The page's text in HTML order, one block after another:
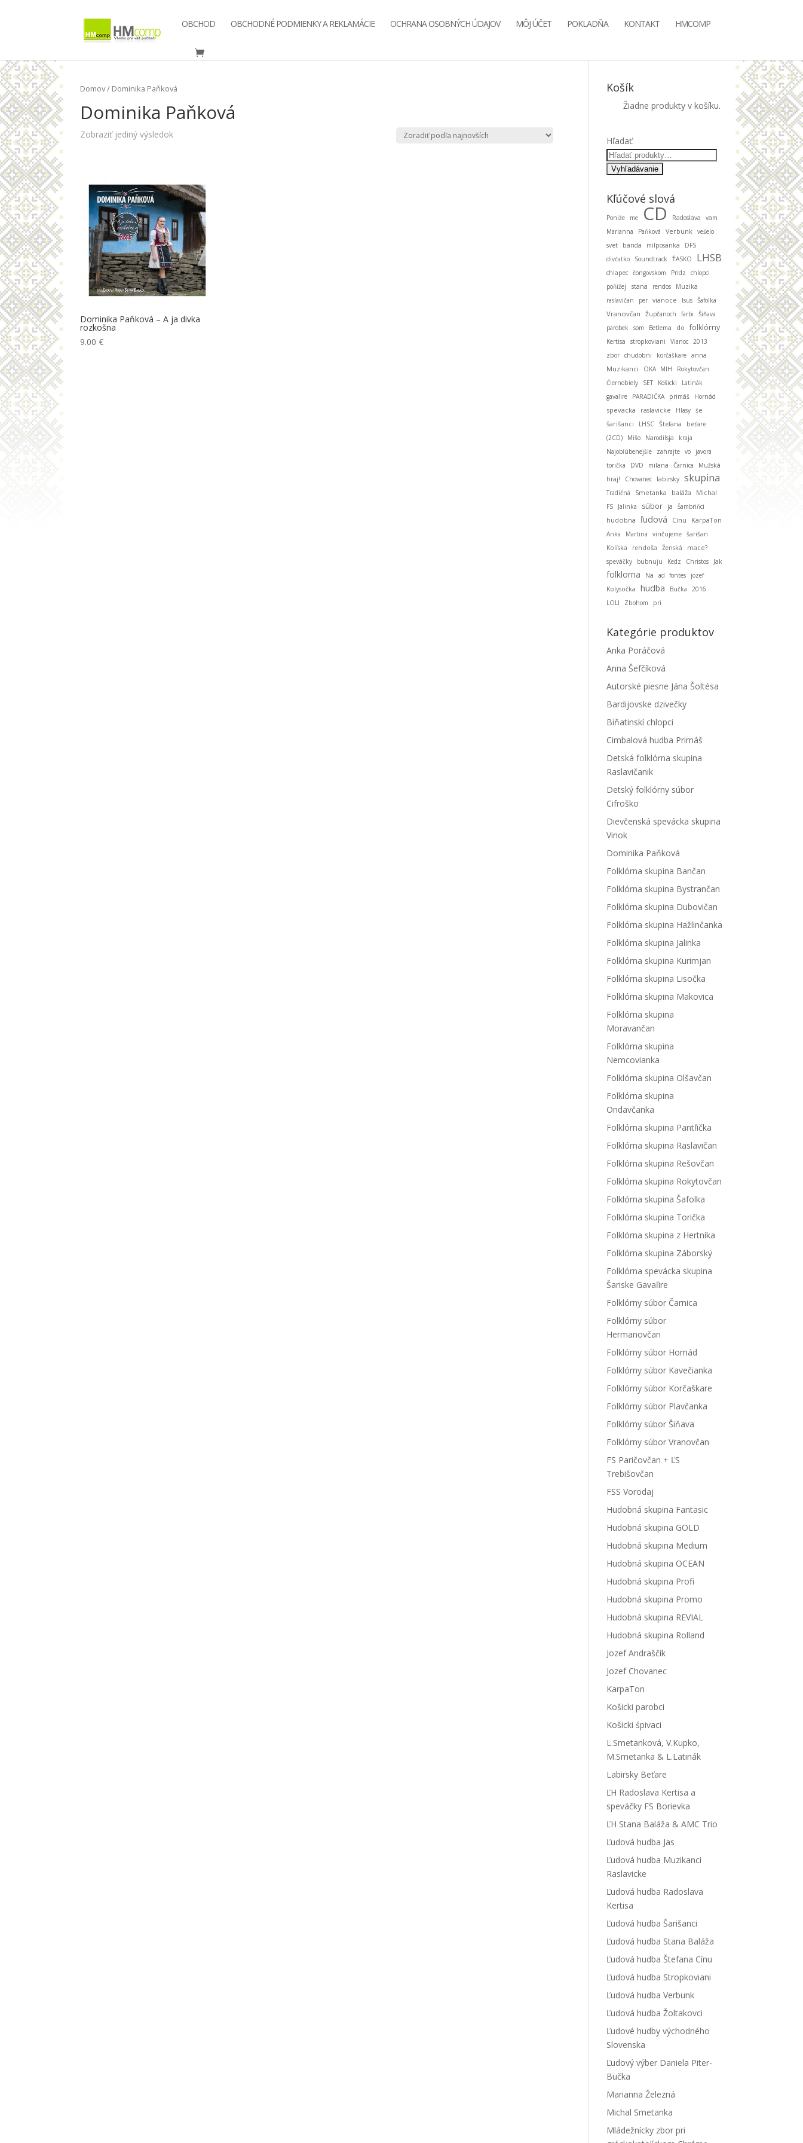
OBCHOD OBCHODNÉ PODMIENKY A REKLAMÁCIE OCHRANA OSOBNÝCH ÚDAJOV MÔJ ÚČET POKLADŇA KONTAKT HMCOMP
Domov/ Dominika Paňková
Dominika Paňková
Zobraziť jediný výsledok
Dominika Paňková – A ja divka
rozkošna
9.00€
Košík
Žiadne produkty v košíku.
Hľadať:
Kľúčové slová
Poniže me CD Radoslava
vam
Marianna
Paňková Verbunk veśelo
svet
banda milposanka
DFS
divćatko
Soundtrack ŤASKO LHSB
chlapec čongovskom Pridz
chlopci
poňižej
stana rendos
Muzika
raslavičan
per vianoce Isus Šafolka
Vranovčan Župčanoch farbi
Šiňava
parobek
som Betlema do folklórny
Kertisa stropkoviani Vianoc 2013
zbor chudobni korčaškare anna
Muzikanci OKA MIH
Rokytovčan
Čiernobiely
SET Košicki
Latinák
gavaľire
PARADIČKA primáš Hornád
spevacka raslavicke Hlasy śe
šarišanci
LHSC Štefana
beťare
(2CD)
Mišo Narodilsja
kraja
Najobľúbenejšie
zahrajte vo
javora
torička
DVD milana Čarnica
Mužská
hraj!
Chovanec labirsky skupina
Tradičná Smetanka baláža Michal
FS Jalinka súbor ja Šambriňci
hudobna ľudová Cínu KarpaTon
Anka Martina vinčujeme šarišan
Kolíska
rendoša Ženská
mace?
speváčky
bubnuju Kedz Christos Jak
folklorna Na ad fontes
jozef
Kolysočka
hudba Bučka
2016
LOLI
Zbohom pri
Kategórie produktov
Anka Poráčová
Anna Šefčíková
Autorské piesne Jána Šoltésa
Bardijovske dzivečky
Biňatinskí chlopci
Cimbalová hudba Primáš
Detská folklórna skupina
Raslavičanik
Detský folklórny súbor
Cifroško
Dievčenská spevácka skupina
Vinok
Dominika Paňková
Folklórna skupina Bančan
Folklórna skupina Bystrančan
Folklórna skupina Dubovičan
Folklórna skupina Hažlinčanka
Folklórna skupina Jalinka
Folklórna skupina Kurimjan
Folklórna skupina Lisočka
Folklórna skupina Makovica
Folklórna skupina
Moravančan
Folklórna skupina
Nemcovianka
Folklórna skupina Olšavčan
Folklórna skupina
Ondavčanka
Folklórna skupina Pantľička
Folklórna skupina Raslavičan
Folklórna skupina Rešovčan
Folklórna skupina Rokytovčan
Folklórna skupina Šafolka
Folklórna skupina Torička
Folklórna skupina z Hertníka
Folklórna skupina Záborský
Folklórna spevácka skupina
Šariske Gavaľire
Folklórny súbor Čarnica
Folklórny súbor
Hermanovčan
Folklórny súbor Hornád
Folklórny súbor Kavečianka
Folklórny súbor Korčaškare
Folklórny súbor Plavčanka
Folklórny súbor Šiňava
Folklórny súbor Vranovčan
FS Paričovčan + ĽS
Trebišovčan
FSS Vorodaj
Hudobná skupina Fantasic
Hudobná skupina GOLD
Hudobná skupina Medium
Hudobná skupina OCEAN
Hudobná skupina Profi
Hudobná skupina Promo
Hudobná skupina REVIAL
Hudobná skupina Rolland
Jozef Andraščík
Jozef Chovanec
KarpaTon
Košicki parobci
Košicki śpivaci
L.Smetanková, V.Kupko,
M.Smetanka & L.Latinák
Labirsky Beťare
ĽH Radoslava Kertisa a
speváčky FS Borievka
ĽH Stana Baláža & AMC Trio
Ľudová hudba Jas
Ľudová hudba Muzikanci
Raslavicke
Ľudová hudba Radoslava
Kertisa
Ľudová hudba Šarišanci
Ľudová hudba Stana Baláža
Ľudová hudba Štefana Cínu
Ľudová hudba Stropkoviani
Ľudová hudba Verbunk
Ľudová hudba Žoltakovci
Ľudové hudby východného
Slovenska
Ľudový výber Daniela Piter-
Bučka
Marianna Železná
Michal Smetanka
Mládežnícky zbor pri